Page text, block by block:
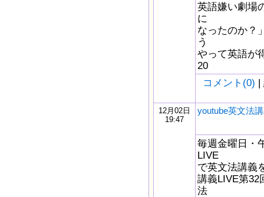
英語嫌い劇場
に
なったのか？
う
やって英語が
20
コメント(0) |
12月02日
19:47
youtube英文法
毎週金曜日・
LIVE
で英文法講義
講義LIVE第32
法